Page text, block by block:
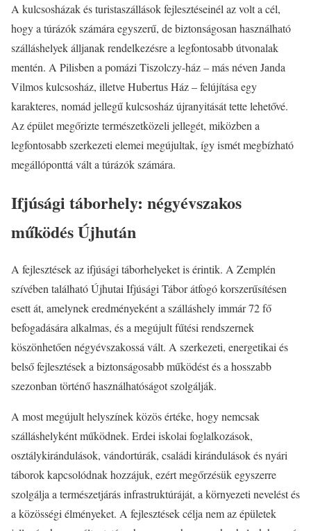
A kulcsosházak és turistaszállások fejlesztéseinél az volt a cél,
hogy a túrázók számára egyszerű, de biztonságosan használható
szálláshelyek álljanak rendelkezésre a legfontosabb útvonalak
mentén. A Pilisben a pomázi Tiszolczy-ház – más néven Janda
Vilmos kulcsosház, illetve Hubertus Ház – felújítása egy
karakteres, nomád jellegű kulcsosház újranyitását tette lehetővé.
Az épület megőrizte természetközeli jellegét, miközben a
legfontosabb szerkezeti elemei megújultak, így ismét megbízható
megállóponttá vált a túrázók számára.
Ifjúsági táborhely: négyévszakos
működés Újhután
A fejlesztések az ifjúsági táborhelyeket is érintik. A Zemplén
szívében található Újhutai Ifjúsági Tábor átfogó korszerűsítésen
esett át, amelynek eredményeként a szálláshely immár 72 fő
befogadására alkalmas, és a megújult fűtési rendszernek
köszönhetően négyévszakossá vált. A szerkezeti, energetikai és
belső fejlesztések a biztonságosabb működést és a hosszabb
szezonban történő használhatóságot szolgálják.
A most megújult helyszínek közös értéke, hogy nemcsak
szálláshelyként működnek. Erdei iskolai foglalkozások,
osztálykirándulások, vándortúrák, családi kirándulások és nyári
táborok kapcsolódnak hozzájuk, ezért megőrzésük egyszerre
szolgálja a természetjárás infrastruktúráját, a környezeti nevelést és
a közösségi élményeket. A fejlesztések célja nem az épületek